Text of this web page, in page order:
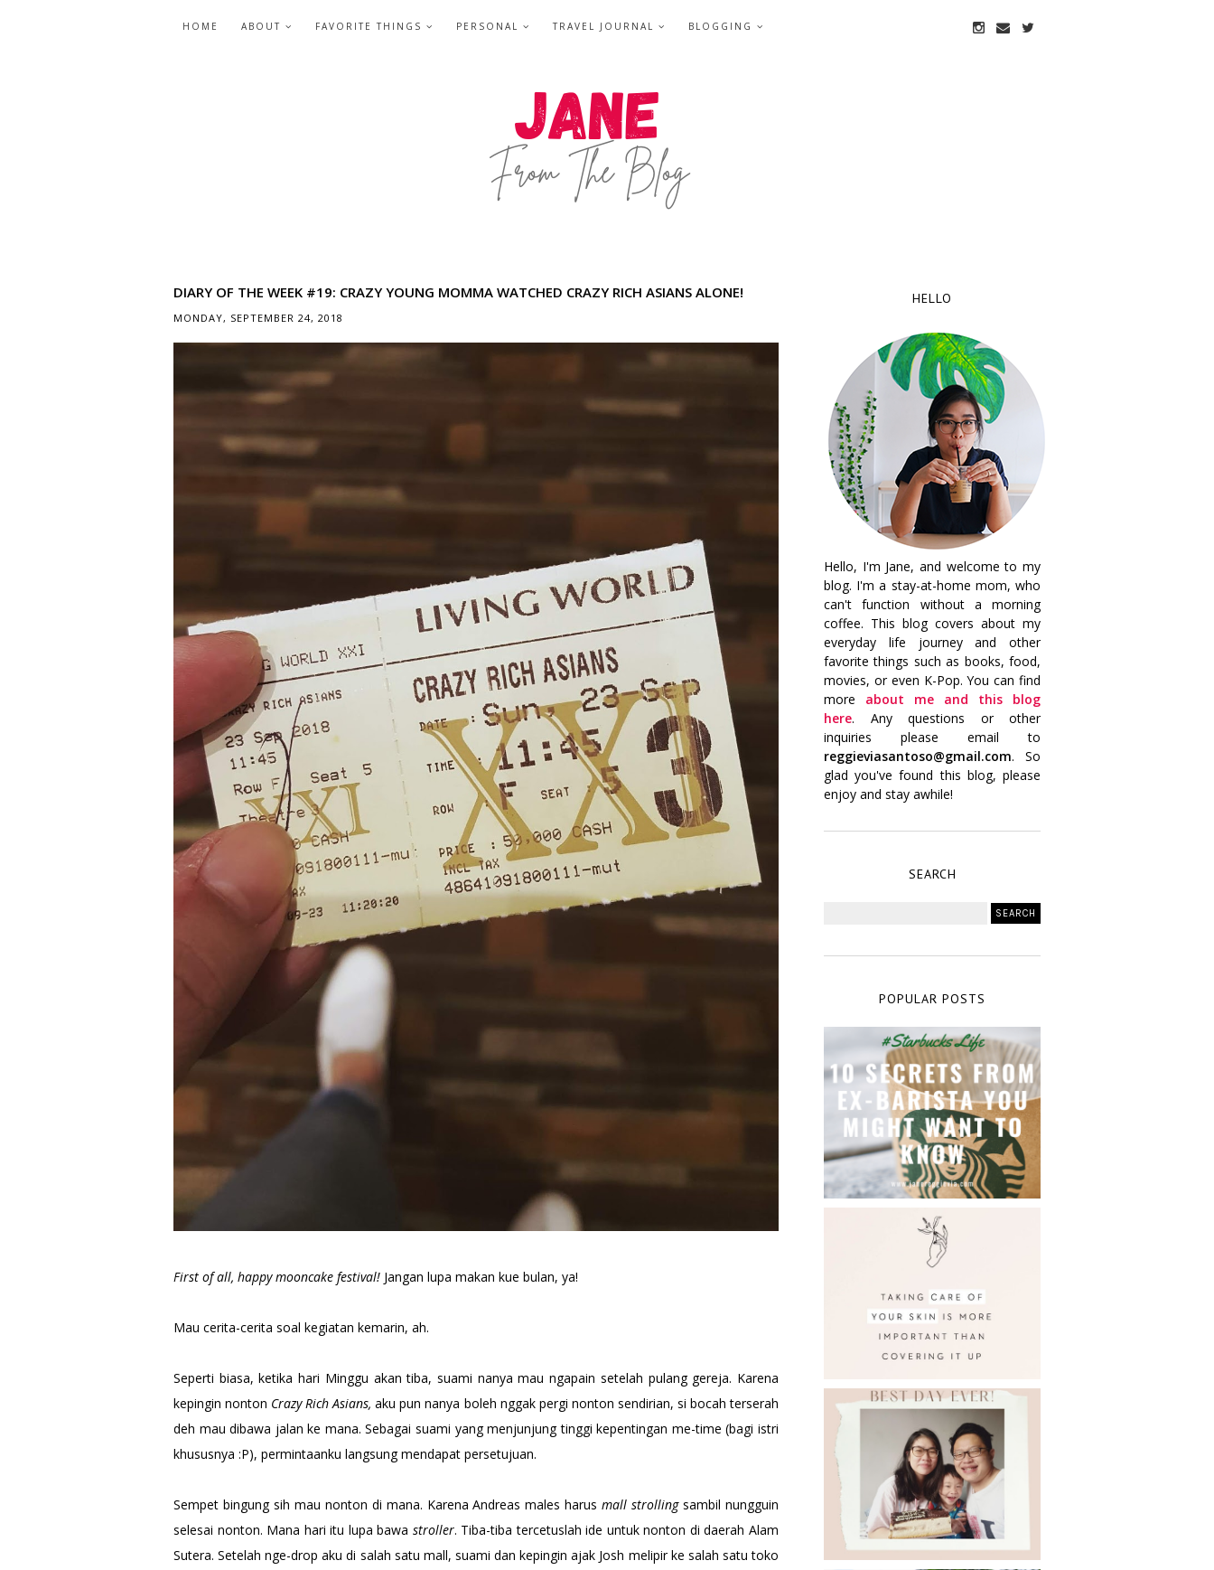
HOME ABOUT FAVORITE THINGS PERSONAL TRAVEL JOURNAL BLOGGING
DIARY OF THE WEEK #19: CRAZY YOUNG MOMMA WATCHED CRAZY RICH ASIANS ALONE!
MONDAY, SEPTEMBER 24, 2018
First of all, happy mooncake festival! Jangan lupa makan kue bulan, ya!
Mau cerita-cerita soal kegiatan kemarin, ah.
Seperti biasa, ketika hari Minggu akan tiba, suami nanya mau ngapain setelah pulang gereja. Karena
kepingin nonton Crazy Rich Asians, aku pun nanya boleh nggak pergi nonton sendirian, si bocah terserah
deh mau dibawa jalan ke mana. Sebagai suami yang menjunjung tinggi kepentingan me-time (bagi istri
khususnya :P), permintaanku langsung mendapat persetujuan.
Sempet bingung sih mau nonton di mana. Karena Andreas males harusmall strollingsambil nungguin
selesai nonton. Mana hari itu lupa bawa stroller. Tiba-tiba tercetuslah ide untuk nonton di daerah Alam
Sutera. Setelah nge-drop aku di salah satu mall, suami dan kepingin ajak Josh melipir ke salah satu toko
HELLO
Hello, I'm Jane, and welcome to my
blog. I'm a stay-at-home mom, who
can't function without a morning
coffee. This blog covers about my
everyday life journey and other
favorite things such as books, food,
movies, or even K-Pop. You can find
more about me and this blog
here. Any questions or other
inquiries please email to
reggieviasantoso@gmail.com. So
glad you've found this blog, please
enjoy and stay awhile!
SEARCH
POPULAR POSTS